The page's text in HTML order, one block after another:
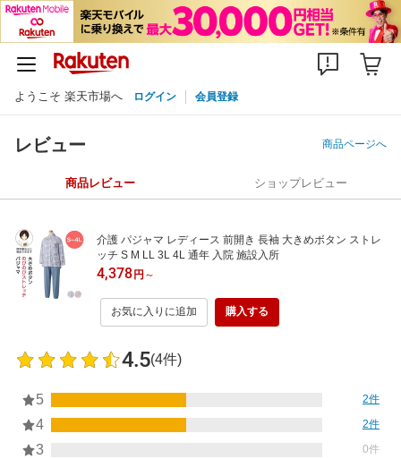
ようこそ 楽天市場へ ログイン 会員登録
レビュー 商品ページへ
商品レビュー ショップレビュー
介護 パジャマ レディース 前開き 長袖 大きめボタン ストレ
ッチ S M LL 3L 4L 通年 入院 施設入所
4,378円 ～
お気に入りに追加 購入する
4.5(4件)
5 2件
4 2件
3 0件